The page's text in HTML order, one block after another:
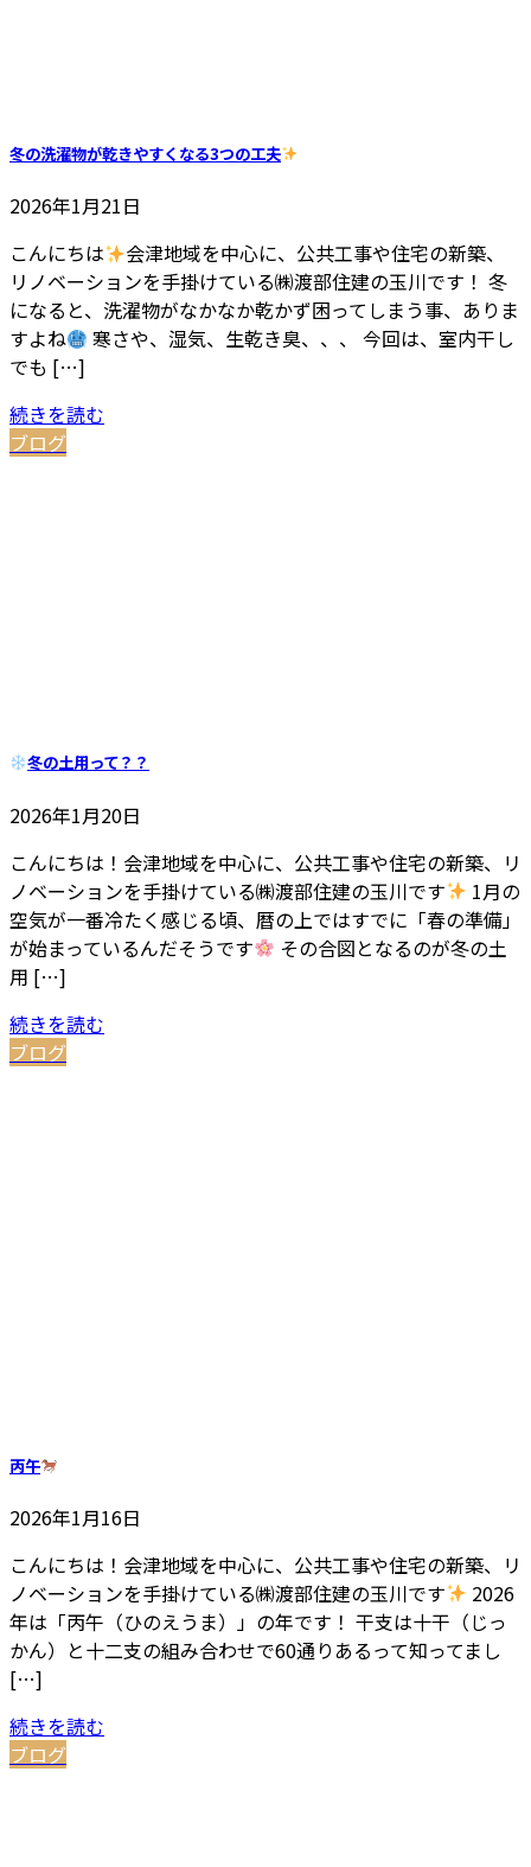
冬の洗濯物が乾きやすくなる3つの工夫
2026年1月21日
こんにちは
会津地域を中心に、公共工事や住宅の新築、
リノベーションを手掛けている㈱渡部住建の玉川です！ 冬
になると、洗濯物がなかなか乾かず困ってしまう事、ありま
すよね
寒さや、湿気、生乾き臭、、、 今回は、室内干し
でも […]
続きを読む
ブログ
冬の土用って？？
2026年1月20日
こんにちは！会津地域を中心に、公共工事や住宅の新築、リ
ノベーションを手掛けている㈱渡部住建の玉川です
1月の
空気が一番冷たく感じる頃、暦の上ではすでに「春の準備」
が始まっているんだそうです
その合図となるのが冬の土
用 […]
続きを読む
ブログ
丙午
2026年1月16日
こんにちは！会津地域を中心に、公共工事や住宅の新築、リ
ノベーションを手掛けている㈱渡部住建の玉川です
2026
年は「丙午（ひのえうま）」の年です！ 干支は十干（じっ
かん）と十二支の組み合わせで60通りあるって知ってまし
[…]
続きを読む
ブログ